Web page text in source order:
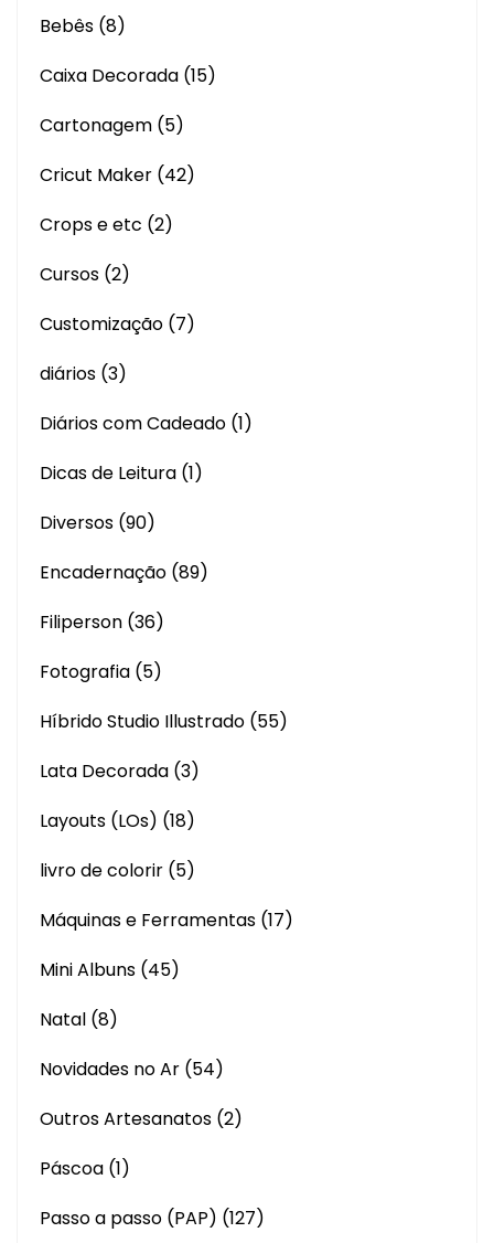
Bebês (8)
Caixa Decorada (15)
Cartonagem (5)
Cricut Maker (42)
Crops e etc (2)
Cursos (2)
Customização (7)
diários (3)
Diários com Cadeado (1)
Dicas de Leitura (1)
Diversos (90)
Encadernação (89)
Filiperson (36)
Fotografia (5)
Híbrido Studio Illustrado (55)
Lata Decorada (3)
Layouts (LOs) (18)
livro de colorir (5)
Máquinas e Ferramentas (17)
Mini Albuns (45)
Natal (8)
Novidades no Ar (54)
Outros Artesanatos (2)
Páscoa (1)
Passo a passo (PAP) (127)